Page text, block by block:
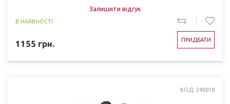
Залишити відгук
В НАЯВНОСТІ
1155 грн. ПРИДБАТИ
КОД: 240018